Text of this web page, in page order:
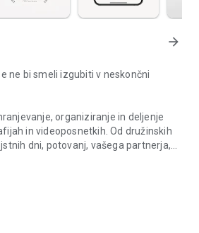
arrow_forward
ne bi smeli izgubiti v neskončni
organiziranje in deljenje
in videoposnetkih. Od družinskih
dni, potovanj, vašega partnerja,
kar je resnično pomembno, na